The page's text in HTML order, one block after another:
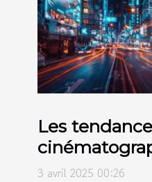
Les
façonnent
3 avril 2025 00:26